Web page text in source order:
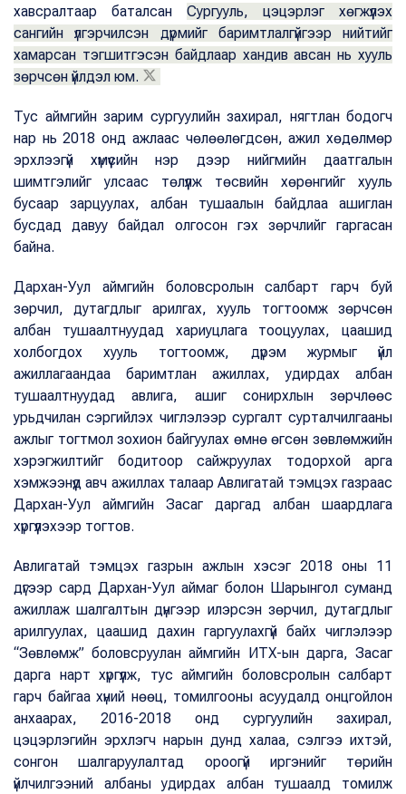
хавсралтаар баталсан Сургууль, цэцэрлэг хөгжүүлэх
сангийн үлгэрчилсэн дүрмийг баримтлалгүйгээр нийтийг
хамарсан тэгшитгэсэн байдлаар хандив авсан нь хууль
зөрчсөн үйлдэл юм.
Тус аймгийн зарим сургуулийн захирал, нягтлан бодогч
нар нь 2018 онд ажлаас чөлөөлөгдсөн, ажил хөдөлмөр
эрхлээгүй хүмүүсийн нэр дээр нийгмийн даатгалын
шимтгэлийг улсаас төлүүлж төсвийн хөрөнгийг хууль
бусаар зарцуулах, албан тушаалын байдлаа ашиглан
бусдад давуу байдал олгосон гэх зөрчлийг гаргасан
байна.
Дархан-Уул аймгийн боловсролын салбарт гарч буй
зөрчил, дутагдлыг арилгах, хууль тогтоомж зөрчсөн
албан тушаалтнуудад хариуцлага тооцуулах, цаашид
холбогдох хууль тогтоомж, дүрэм журмыг үйл
ажиллагаандаа баримтлан ажиллах, удирдах албан
тушаалтнуудад авлига, ашиг сонирхлын зөрчлөөс
урьдчилан сэргийлэх чиглэлээр сургалт сурталчилгааны
ажлыг тогтмол зохион байгуулах өмнө өгсөн зөвлөмжийн
хэрэгжилтийг бодитоор сайжруулах тодорхой арга
хэмжээнүүд авч ажиллах талаар Авлигатай тэмцэх газраас
Дархан-Уул аймгийн Засаг даргад албан шаардлага
хүргүүлэхээр тогтов.
Авлигатай тэмцэх газрын ажлын хэсэг 2018 оны 11
дүгээр сард Дархан-Уул аймаг болон Шарынгол суманд
ажиллаж шалгалтын дүнгээр илэрсэн зөрчил, дутагдлыг
арилгуулах, цаашид дахин гаргуулахгүй байх чиглэлээр
“Зөвлөмж” боловсруулан аймгийн ИТХ-ын дарга, Засаг
дарга нарт хүргүүлж, тус аймгийн боловсролын салбарт
гарч байгаа хүний нөөц, томилгооны асуудалд онцгойлон
анхаарах, 2016-2018 онд сургуулийн захирал,
цэцэрлэгийн эрхлэгч нарын дунд халаа, сэлгээ ихтэй,
сонгон шалгаруулалтад ороогүй иргэнийг төрийн
үйлчилгээний албаны удирдах албан тушаалд томилж